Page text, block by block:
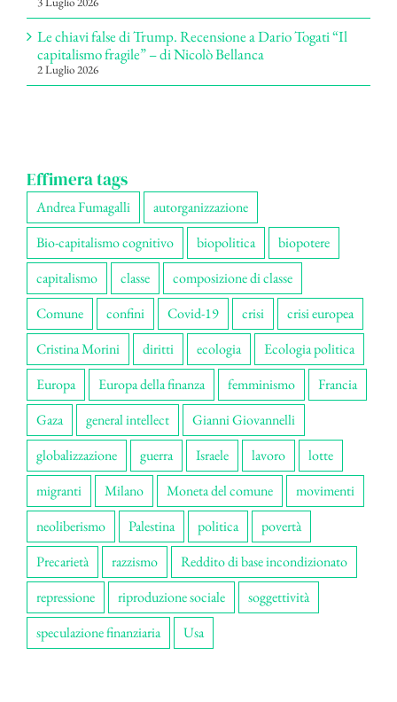
Le chiavi false di Trump. Recensione a Dario Togati “Il
capitalismo fragile” – di Nicolò Bellanca
2 Luglio 2026
Effimera tags
Andrea Fumagalli
autorganizzazione
Bio-capitalismo cognitivo
biopolitica
biopotere
capitalismo
classe
composizione di classe
Comune
confini Covid-19 crisi
crisi europea
Cristina Morini
diritti ecologia
Ecologia politica
Europa
Europa della finanza femminismo
Francia
Gaza
general intellect
Gianni Giovannelli
globalizzazione
guerra Israele lavoro
lotte
migranti
Milano Moneta del comune
movimenti
neoliberismo
Palestina politica
povertà
Precarietà
razzismo
Reddito di base incondizionato
repressione
riproduzione sociale
soggettività
speculazione finanziaria
Usa